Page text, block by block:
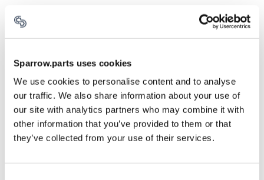
Sparrow.parts uses cookies
We use cookies to personalise content and to analyse
our traffic. We also share information about your use of
our site with analytics partners who may combine it with
other information that you’ve provided to them or that
they’ve collected from your use of their services.
Bisher beginnt die Kette beim Betreiber: Ausfall →
Identifikation → Anfrage. In einem prädiktiven Modell
Maschinenbauer erkennt Muster in der installierten
Basis, bevor der einzelne Betreiber betroffen ist.
Ersatzteile können vorproduziert oder strategisch
vorpositioniert werden.
Für den Betreiber sinkt das Risiko ungeplanter
Stillstände dramatisch. Für den Maschinenbauer